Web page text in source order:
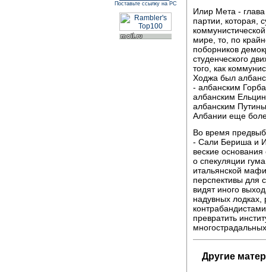
Поставьте ссылку на РС
Илир Мета - глава
партии, которая,
мире, то, по
поборников
студенческого
того, как
Ходжа был
- албанским
албанским
албанским
Албании еще
Во время
- Сали Бериша и
веские
о спекуляции
итальянской
перспективы для
видят иного
надувных лодках,
превратить
Другие